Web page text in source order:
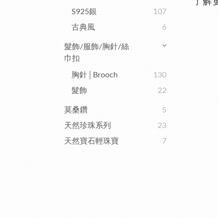
S925銀
107
古典風
6
髮飾/服飾/胸針/絲
巾扣
胸針│Brooch
130
髮飾
22
莫桑鑽
5
天然珍珠系列
23
天然寶石輕珠寶
7
了解